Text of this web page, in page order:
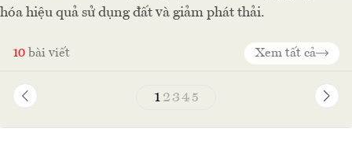
hóa hiệu quả sử dụng đất và giảm phát thải.
10 bài viết Xem tất cả
1 23 45